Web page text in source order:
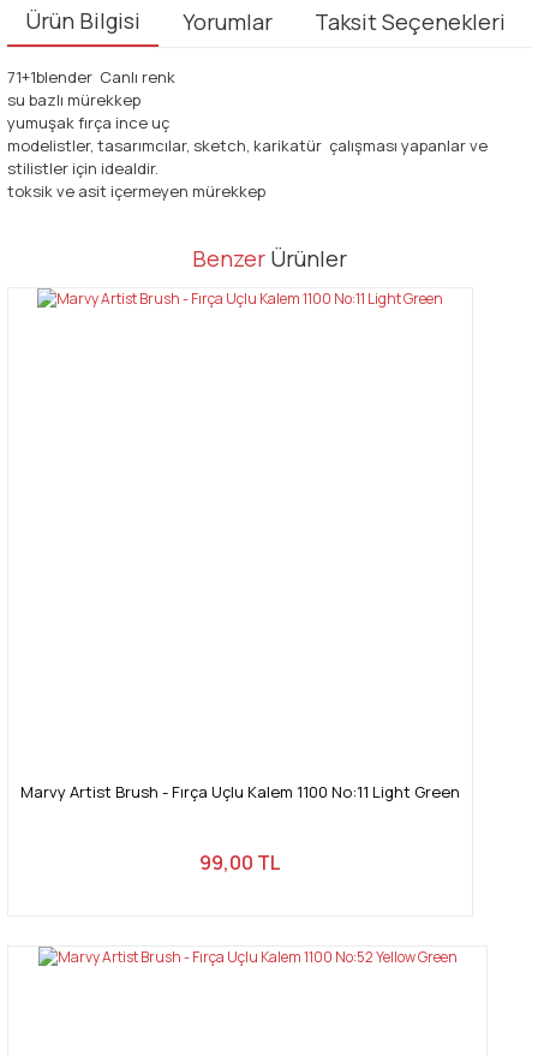
Ürün Bilgisi Yorumlar Taksit Seçenekleri
71+1blender Canlı renk
su bazlı mürekkep
yumuşak fırça ince uç
modelistler, tasarımcılar, sketch, karikatür çalışması yapanlar ve
stilistler için idealdir.
toksik ve asit içermeyen mürekkep
Bu ürüne ilk yorumu siz yapın!
Bu ürünün fiyat bilgisi, resim, ürün açıklamalarında ve diğer
tarafımıza iletebilirsiniz.
Benzer Ürünler
Marvy Artist Brush - Fırça Uçlu Kalem 1100 No:11 Light Green
99,00 TL